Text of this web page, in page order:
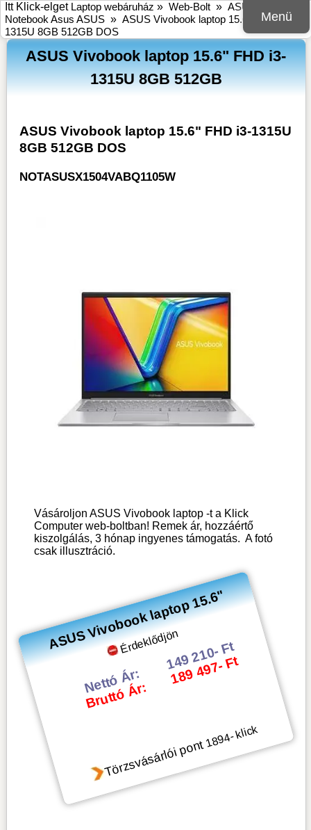
Menü
Itt Klick-elget Laptop webáruház » Web-Bolt » ASUS
Notebook Asus ASUS » ASUS Vivobook laptop 15.6" FHD i3-
1315U 8GB 512GB DOS
ASUS Vivobook laptop 15.6" FHD i3-
1315U 8GB 512GB
ASUS Vivobook laptop 15.6" FHD i3-1315U
8GB 512GB DOS
NOTASUSX1504VABQ1105W
Vásároljon ASUS Vivobook laptop -t a Klick
Computer web-boltban! Remek ár, hozzáértő
kiszolgálás, 3 hónap ingyenes támogatás. A fotó
csak illusztráció.
ASUS Vivobook laptop 15.6"
Érdeklődjön
Nettó Ár:
Bruttó Ár:
149 210- Ft
189 497- Ft
Törzsvásárlói pont1894- klick